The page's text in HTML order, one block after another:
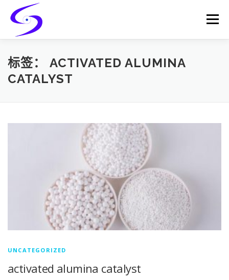
content
Menu
HOME PRODUCTS CATALYST-CARRIER
标签： ACTIVATED ALUMINA
CATALYST
UNCATEGORIZED
activated alumina catalyst